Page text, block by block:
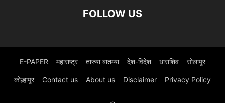
FOLLOW US
E-PAPER महाराष्ट्र ताज्या बातम्या देश-विदेश धाराशिव सोलापूर
कोल्हापूर Contact us About us Disclaimer Privacy Policy